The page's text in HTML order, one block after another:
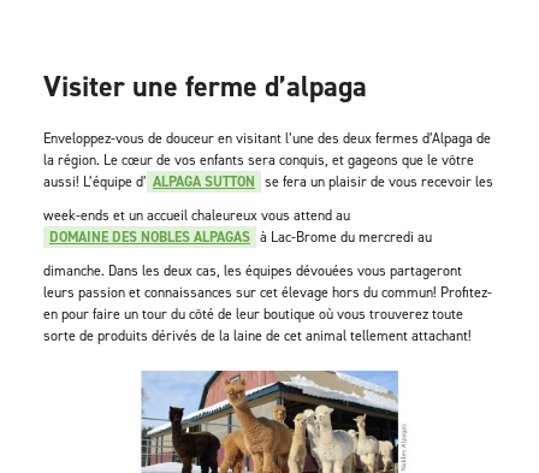
Visiter une ferme d’alpaga
Enveloppez-vous de douceur en visitant l’une des deux fermes d’Alpaga de
la région. Le cœur de vos enfants sera conquis, et gageons que le vôtre
aussi! L’équipe d’ ALPAGA SUTTON se fera un plaisir de vous recevoir les
week-ends et un accueil chaleureux vous attend au
DOMAINE DES NOBLES ALPAGAS à Lac-Brome du mercredi au
dimanche. Dans les deux cas, les équipes dévouées vous partageront
leurs passion et connaissances sur cet élevage hors du commun! Profitez-
en pour faire un tour du côté de leur boutique où vous trouverez toute
sorte de produits dérivés de la laine de cet animal tellement attachant!